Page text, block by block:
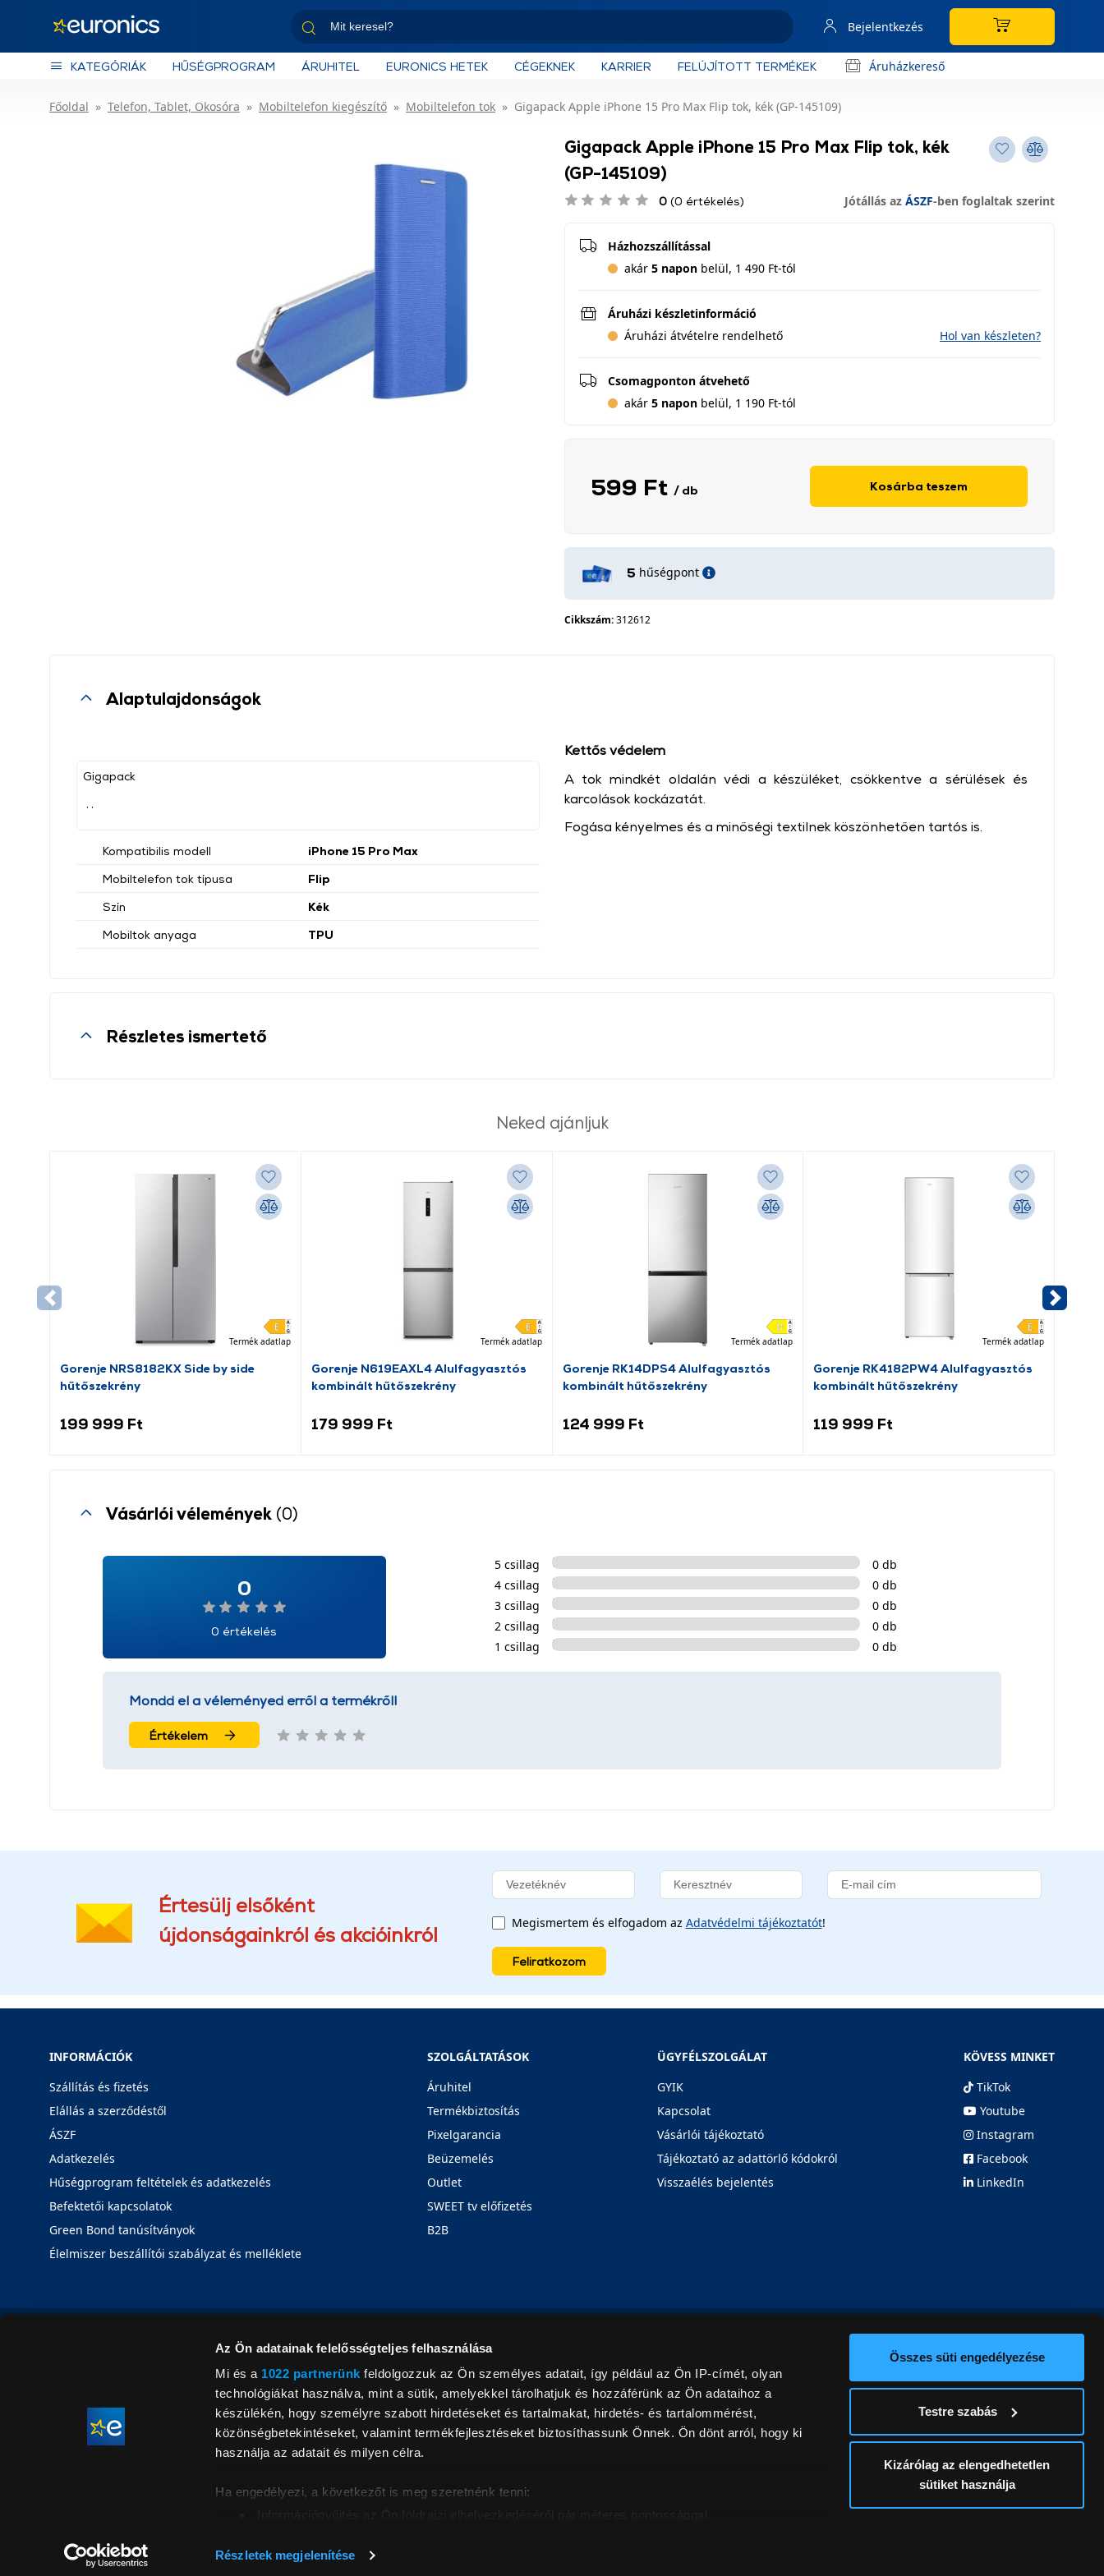
Az Ön adatainak felelősségteljes felhasználása
Mi és a 1022 partnerünk feldolgozzuk az Ön személyes adatait, így például az Ön IP-címét, olyan
technológiákat használva, mint a sütik, amelyekkel tárolhatjuk és hozzáférünk az Ön adataihoz a
készülékén, hogy személyre szabott hirdetéseket és tartalmakat, hirdetés- és tartalommérést,
közönségbetekintéseket, valamint termékfejlesztéseket biztosíthassunk Önnek. Ön dönt arról, hogy ki
használja az adatait és milyen célra.
Ha engedélyezi, a következőt is meg szeretnénk tenni:
ellenőrzésével
Részletek megjelenítése
Összes süti engedélyezése
Testre szabás
Kizárólag az elengedhetetlen
sütiket használja
Bejelentkezés
KATEGÓRIÁK HŰSÉGPROGRAM ÁRUHITEL EURONICS HETEK CÉGEKNEK KARRIER FELÚJÍTOTT TERMÉKEK Áruházkereső
Főoldal Telefon, Tablet, Okosóra Mobiltelefon kiegészítő Mobiltelefon tok Gigapack Apple iPhone 15 Pro Max Flip tok, kék (GP-145109)
Gigapack Apple iPhone 15 Pro Max Flip tok, kék
(GP-145109)
0 (0 értékelés) Jótállás az ÁSZF-ben foglaltak szerint
Házhozszállítással
akár 5 napon belül, 1 490 Ft-tól
Áruházi készletinformáció
Áruházi átvételre rendelhető
Hol van készleten?
Csomagponton átvehető
akár 5 napon belül, 1 190 Ft-tól
599 Ft / db Kosárba teszem
5 hűségpont
Cikkszám:312612
Alaptulajdonságok
Gigapack
Kompatibilis modell
iPhone 15 Pro Max
Mobiltelefon tok típusa
Flip
Szín
Kék
Mobiltok anyaga
TPU
Kettős védelem
A tok mindkét oldalán védi a készüléket, csökkentve a sérülések és
karcolások kockázatát.
Fogása kényelmes és a minőségi textilnek köszönhetően tartós is.
Részletes ismertető
Neked ajánljuk
Termék adatlap
Gorenje NRS8182KX Side by side
hűtőszekrény
199 999 Ft
Termék adatlap
Gorenje N619EAXL4 Alulfagyasztós
kombinált hűtőszekrény
179 999 Ft
Termék adatlap
Gorenje RK14DPS4 Alulfagyasztós
kombinált hűtőszekrény
124 999 Ft
Termék adatlap
Gorenje RK4182PW4 Alulfagyasztós
kombinált hűtőszekrény
119 999 Ft
Vásárlói vélemények (0)
0
0 értékelés
5 csillag
0 db
4 csillag
0 db
3 csillag
0 db
2 csillag
0 db
1 csillag
0 db
Mondd el a véleményed erről a termékről!
Értékelem
Értesülj elsőként
újdonságainkról és akcióinkról
Megismertem és elfogadom az Adatvédelmi tájékoztatót!
Feliratkozom
INFORMÁCIÓK
Szállítás és fizetés
Elállás a szerződéstől
ÁSZF
Adatkezelés
Hűségprogram feltételek és adatkezelés
Befektetői kapcsolatok
Green Bond tanúsítványok
Élelmiszer beszállítói szabályzat és melléklete
SZOLGÁLTATÁSOK
Áruhitel
Termékbiztosítás
Pixelgarancia
Beüzemelés
Outlet
SWEET tv előfizetés
B2B
ÜGYFÉLSZOLGÁLAT
GYIK
Kapcsolat
Vásárlói tájékoztató
Tájékoztató az adattörlő kódokról
Visszaélés bejelentés
KÖVESS MINKET
TikTok
Youtube
Instagram
Facebook
LinkedIn
© 2026. Minden jog fenntartva! Euronics Műszaki Áruházlánc
feltüntetett árak, képek leírások tájékoztató jellegűek, és nem minősülnek ajánlattételnek, az esetleges pontatlanságért